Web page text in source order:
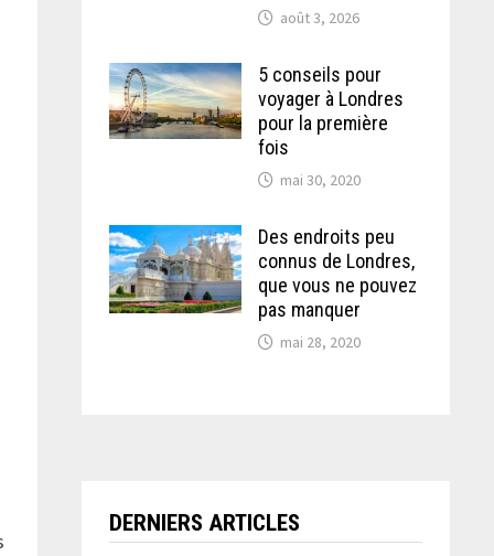
août 3, 2026
5 conseils pour
voyager à Londres
pour la première
fois
mai 30, 2020
Des endroits peu
connus de Londres,
que vous ne pouvez
pas manquer
mai 28, 2020
DERNIERS ARTICLES